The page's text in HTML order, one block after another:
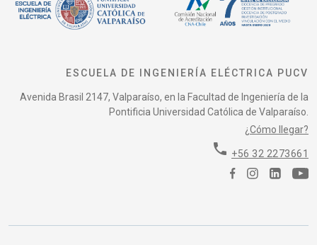
ESCUELA DE INGENIERÍA ELÉCTRICA PUCV
Avenida Brasil 2147, Valparaíso, en la Facultad de Ingeniería de la
Pontificia Universidad Católica de Valparaíso.
¿Cómo llegar?
phone +56 32 2273661